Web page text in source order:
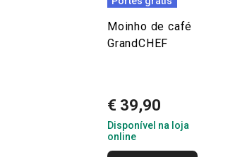
Moinho de café
GrandCHEF
€ 39,90
Disponível na loja
online